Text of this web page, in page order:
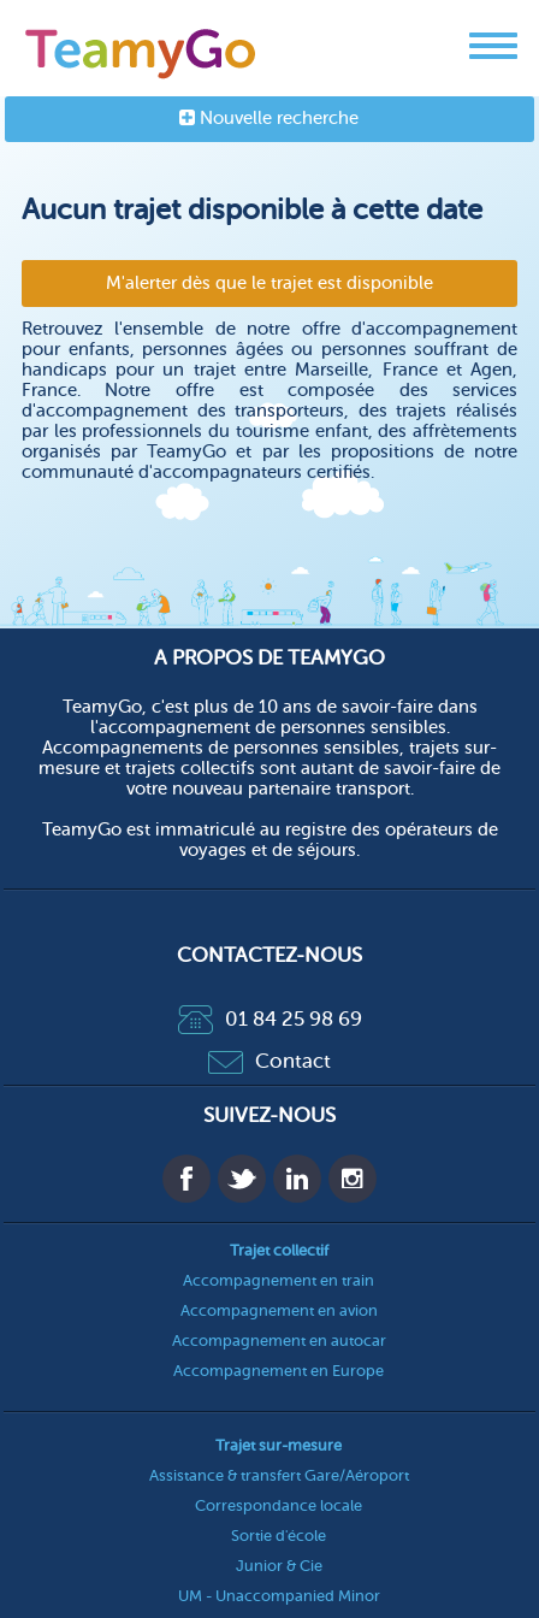
Nouvelle recherche
Aucun trajet disponible à cette date
M'alerter dès que le trajet est disponible
Retrouvez l'ensemble de notre offre d'accompagnement
pour enfants, personnes âgées ou personnes souffrant de
handicaps pour un trajet entre Marseille, France et Agen,
France. Notre offre est composée des services
d'accompagnement des transporteurs, des trajets réalisés
par les professionnels du tourisme enfant, des affrètements
organisés par TeamyGo et par les propositions de notre
communauté d'accompagnateurs certifiés.
A PROPOS DE TEAMYGO
TeamyGo, c'est plus de 10 ans de savoir-faire dans
l'accompagnement de personnes sensibles.
Accompagnements de personnes sensibles, trajets sur-
mesure et trajets collectifs sont autant de savoir-faire de
votre nouveau partenaire transport.
TeamyGo est immatriculé au registre des opérateurs de
voyages et de séjours.
CONTACTEZ-NOUS
01 84 25 98 69
Contact
SUIVEZ-NOUS
Trajet collectif
Accompagnement en train
Accompagnement en avion
Accompagnement en autocar
Accompagnement en Europe
Trajet sur-mesure
Assistance & transfert Gare/Aéroport
Correspondance locale
Sortie d'école
Junior & Cie
UM - Unaccompanied Minor